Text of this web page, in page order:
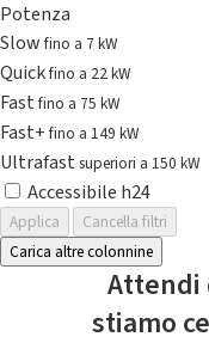
Potenza
Slowfino a 7 kW
Quickfino a 22 kW
Fastfino a 75 kW
Fast+fino a 149 kW
Ultrafast superiori a 150 kW
Accessibile h24
Applica
Cancella filtri
Carica altre colonnine
Attendi
stiamo